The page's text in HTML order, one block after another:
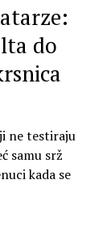
do
ne testiraju
samu srž
kada se